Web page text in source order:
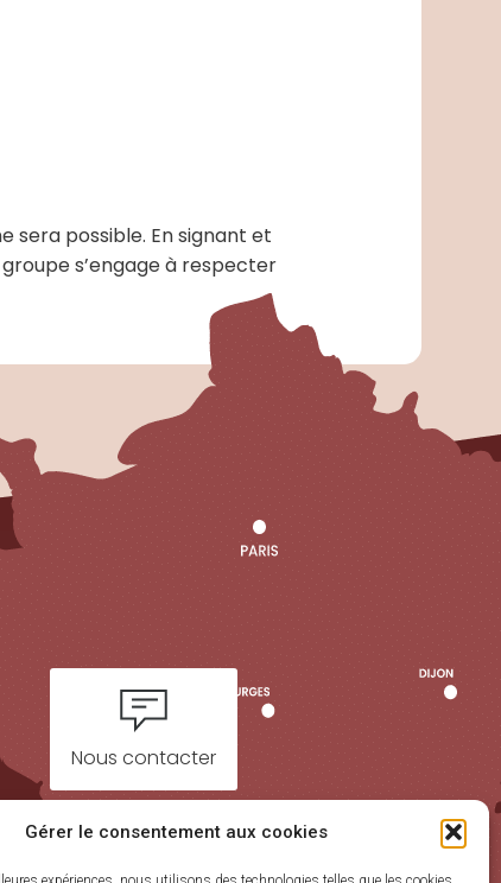
Gérer le consentement aux cookies
sera possible. En signant et
s’engage à respecter
Nous contacter